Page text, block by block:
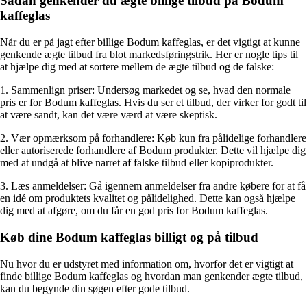
kaffeglas
Når du er på jagt efter billige Bodum kaffeglas, er det vigtigt at kunne
genkende ægte tilbud fra blot markedsføringstrik. Her er nogle tips til
at hjælpe dig med at sortere mellem de ægte tilbud og de falske:
1. Sammenlign priser: Undersøg markedet og se, hvad den normale
pris er for Bodum kaffeglas. Hvis du ser et tilbud, der virker for godt til
at være sandt, kan det være værd at være skeptisk.
2. Vær opmærksom på forhandlere: Køb kun fra pålidelige forhandlere
eller autoriserede forhandlere af Bodum produkter. Dette vil hjælpe dig
med at undgå at blive narret af falske tilbud eller kopiprodukter.
3. Læs anmeldelser: Gå igennem anmeldelser fra andre købere for at få
en idé om produktets kvalitet og pålidelighed. Dette kan også hjælpe
dig med at afgøre, om du får en god pris for Bodum kaffeglas.
Køb dine Bodum kaffeglas billigt og på tilbud
Nu hvor du er udstyret med information om, hvorfor det er vigtigt at
finde billige Bodum kaffeglas og hvordan man genkender ægte tilbud,
kan du begynde din søgen efter gode tilbud.